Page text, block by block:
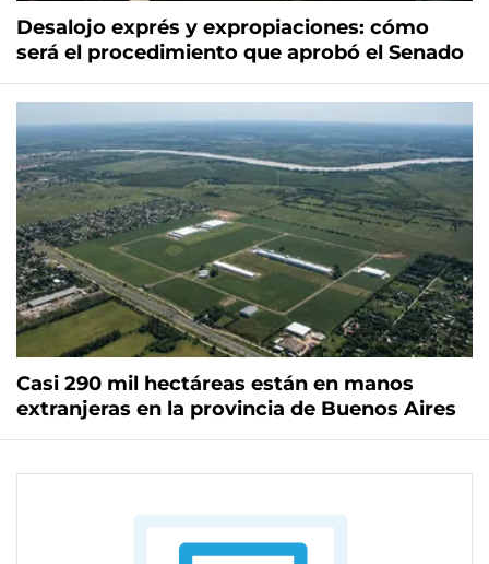
Desalojo exprés y expropiaciones: cómo
será el procedimiento que aprobó el Senado
Casi 290 mil hectáreas están en manos
extranjeras en la provincia de Buenos Aires